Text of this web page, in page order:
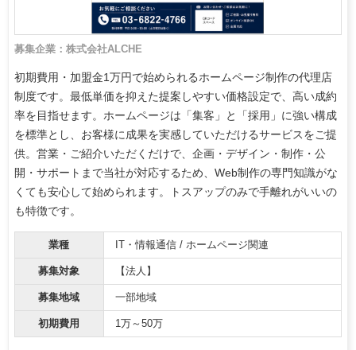
募集企業：株式会社ALCHE
初期費用・加盟金1万円で始められるホームページ制作の代理店
制度です。最低単価を抑えた提案しやすい価格設定で、高い成約
率を目指せます。ホームページは「集客」と「採用」に強い構成
を標準とし、お客様に成果を実感していただけるサービスをご提
供。営業・ご紹介いただくだけで、企画・デザイン・制作・公
開・サポートまで当社が対応するため、Web制作の専門知識がな
くても安心して始められます。トスアップのみで手離れがいいの
も特徴です。
業種 IT・情報通信 / ホームページ関連
募集対象 【法人】
募集地域 一部地域
初期費用 1万～50万